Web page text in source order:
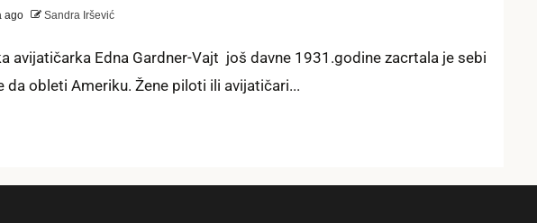
ago Sandra Iršević
avijatičarka Edna Gardner-Vajt još davne 1931.godine zacrtala je sebi
da obleti Ameriku. Žene piloti ili avijatičari...